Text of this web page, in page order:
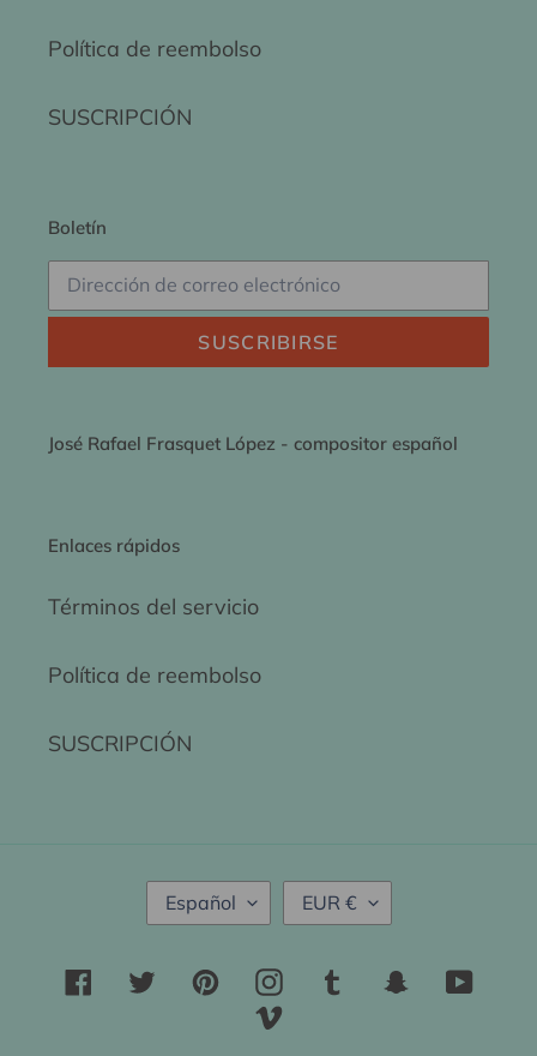
Política de reembolso
SUSCRIPCIÓN
Boletín
SUSCRIBIRSE
José Rafael Frasquet López - compositor español
Enlaces rápidos
Términos del servicio
Política de reembolso
SUSCRIPCIÓN
D
O
M
Español
O
E
D
A
EUR €
FacebookTwitterPinterestInstagramTumblr Snapchat
Vimeo